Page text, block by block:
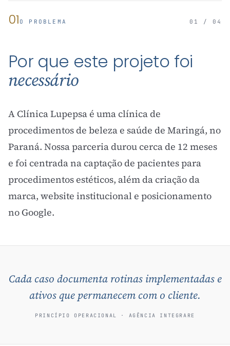
01 O PROBLEMA 01 / 04
Por que este projeto foi
necessário
A Clínica Lupepsa é uma clínica de
procedimentos de beleza e saúde de Maringá, no
Paraná. Nossa parceria durou cerca de 12 meses
e foi centrada na captação de pacientes para
procedimentos estéticos, além da criação da
marca, website institucional e posicionamento
no Google.
Cada caso documenta rotinas implementadas e
ativos que permanecem com o cliente.
PRINCÍPIO OPERACIONAL · AGÊNCIA INTEGRARE